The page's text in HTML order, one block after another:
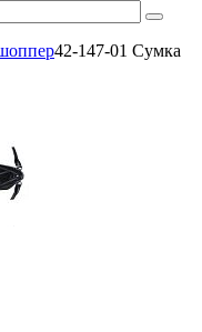
42-147-01 Сумка